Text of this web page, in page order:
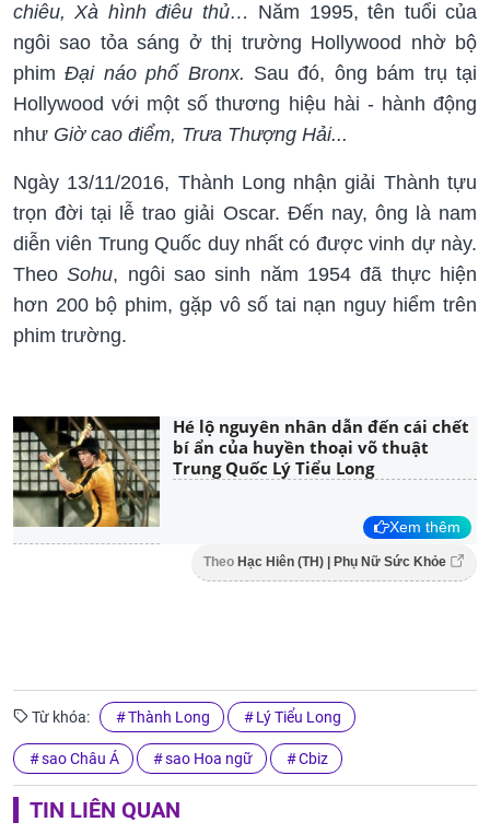
chiêu, Xà hình điêu thủ… Năm 1995, tên tuổi của
ngôi sao tỏa sáng ở thị trường Hollywood nhờ bộ
phimĐại náo phố Bronx. Sau đó, ông bám trụ tại
Hollywood với một số thương hiệu hài - hành động
như Giờ cao điểm, Trưa Thượng Hải...
Ngày 13/11/2016, Thành Long nhận giải Thành tựu
trọn đời tại lễ trao giải Oscar. Đến nay, ông là nam
diễn viên Trung Quốc duy nhất có được vinh dự này.
TheoSohu, ngôi sao sinh năm 1954 đã thực hiện
hơn 200 bộ phim, gặp vô số tai nạn nguy hiểm trên
phim trường.
Hé lộ nguyên nhân dẫn đến cái chết
bí ẩn của huyền thoại võ thuật
Trung Quốc Lý Tiểu Long
Xem thêm
Theo Hạc Hiên (TH) | Phụ Nữ Sức Khỏe
Từ khóa: Thành Long Lý Tiểu Long
sao Châu Á sao Hoa ngữ Cbiz
TIN LIÊN QUAN